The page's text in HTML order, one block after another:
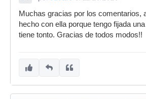
Muchas gracias por los comentarios,
hecho con ella porque tengo fijada
tiene tonto. Gracias de todos modos!!